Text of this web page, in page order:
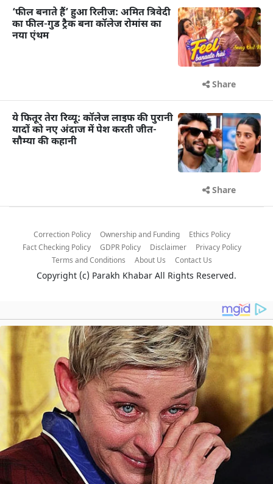
‘फील बनाते हैं’ हुआ रिलीज: अमित त्रिवेदी
का फील-गुड ट्रैक बना कॉलेज रोमांस का
नया एंथम
Share
ये फितूर तेरा रिव्यू: कॉलेज लाइफ की पुरानी
यादों को नए अंदाज में पेश करती जीत-
सौम्या की कहानी
Share
Correction Policy Ownership and Funding
Ethics Policy
Fact Checking Policy
GDPR Policy Disclaimer
Privacy Policy
Terms and Conditions
About Us Contact Us
Copyright (c) Parakh Khabar All Rights Reserved.